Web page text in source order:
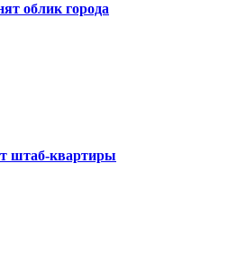
облик города
штаб-квартиры